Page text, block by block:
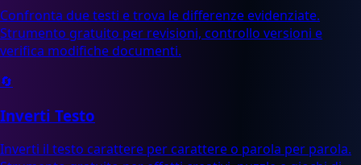
Confronta due testi e trova le differenze evidenziate.
Strumento gratuito per revisioni, controllo versioni e
verifica modifiche documenti.
🔄
Inverti Testo
Inverti il testo carattere per carattere o parola per parola.